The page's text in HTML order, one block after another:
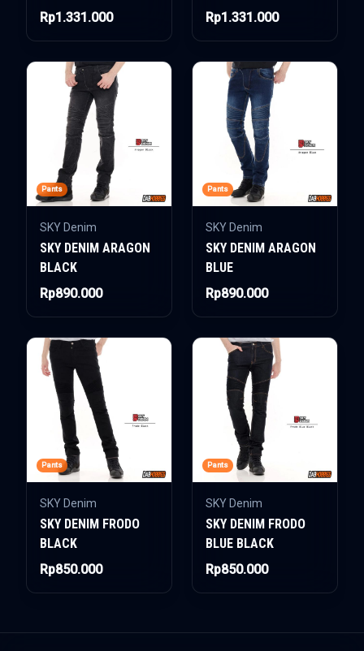
Rp1.331.000
Rp1.331.000
Pants
SKY Denim
SKY DENIM ARAGON
BLACK
Rp890.000
Pants
SKY Denim
SKY DENIM ARAGON
BLUE
Rp890.000
Pants
SKY Denim
SKY DENIM FRODO
BLACK
Rp850.000
Pants
SKY Denim
SKY DENIM FRODO
BLUE BLACK
Rp850.000